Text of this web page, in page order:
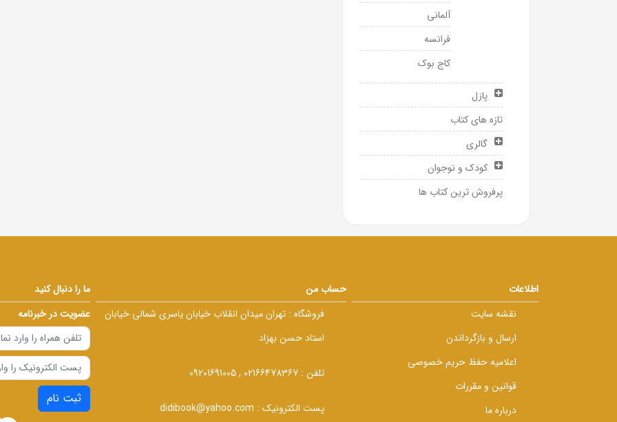
آلمانی
فرانسه
کاج بوک
پازل
تازه های کتاب
گالری
کودک و نوجوان
پرفروش ترین کتاب ها
اطلاعات
نقشه سایت
ارسال و بازگرداندن
اعلامیه حفظ حریم خصوصی
قوانین و مقررات
درباره ما
حساب من
فروشگاه : تهران میدان انقلاب خیابان یاسری شمالی خیابان
استاد حسن بهزاد
تلفن : 02166478367 , 09201691005
پست الکترونیک : didibook@yahoo.com
ما را دنبال کنید
عضویت در خبرنامه
ثبت نام